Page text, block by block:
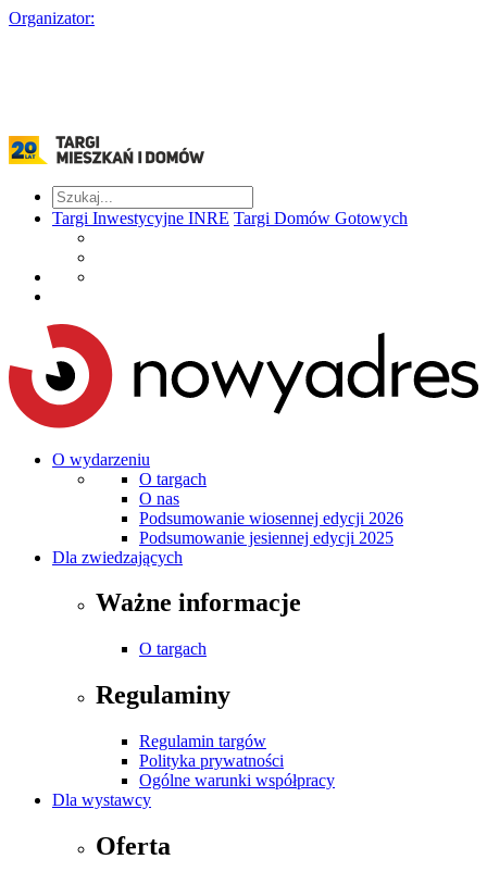
Organizator:
Targi Inwestycyjne INRE Targi Domów Gotowych
O wydarzeniu
O targach
O nas
Podsumowanie wiosennej edycji 2026
Podsumowanie jesiennej edycji 2025
Dla zwiedzających
Ważne informacje
O targach
Regulaminy
Regulamin targów
Polityka prywatności
Ogólne warunki współpracy
Dla wystawcy
Oferta